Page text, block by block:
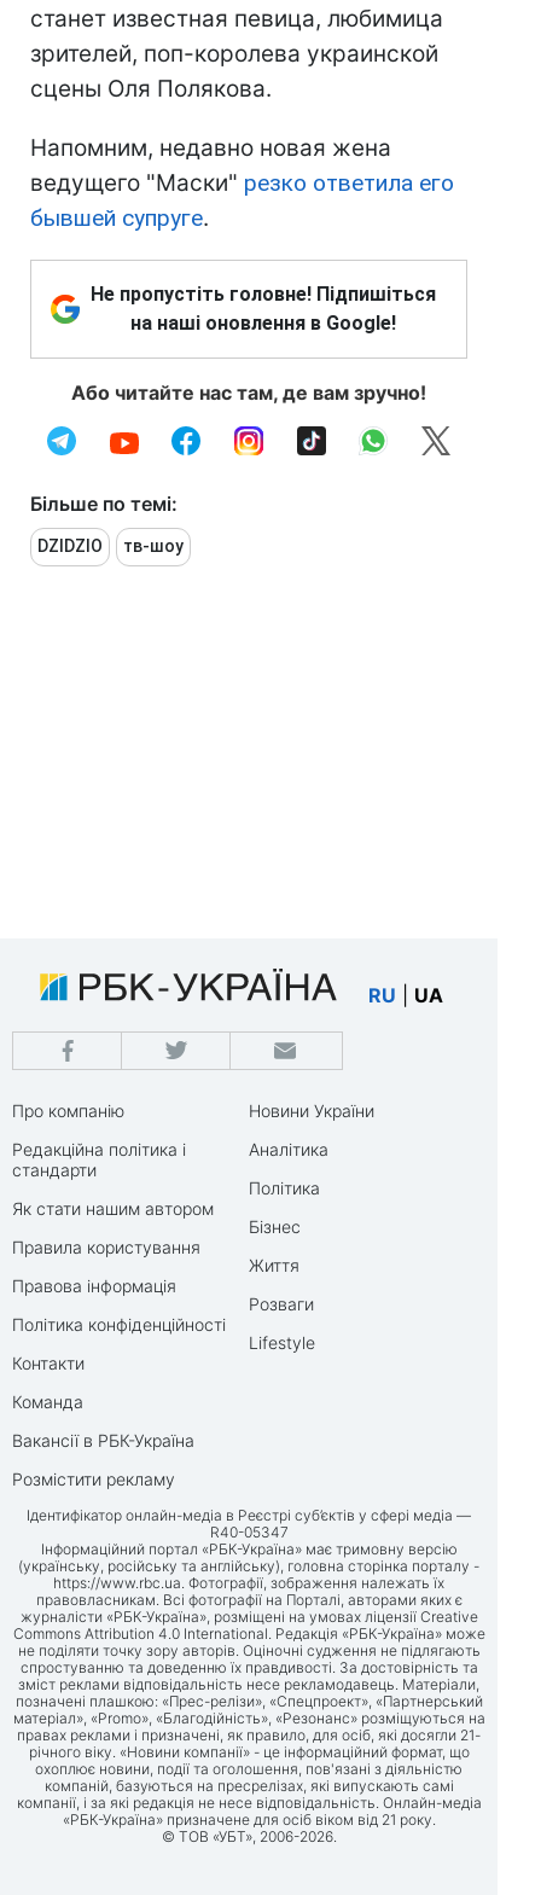
станет известная певица, любимица
зрителей, поп-королева украинской
сцены Оля Полякова.
Напомним, недавно новая жена
ведущего "Маски" резко ответила его
бывшей супруге.
Не пропустіть головне! Підпишіться
на наші оновлення в Google!
Або читайте нас там, де вам зручно!
Більше по темі:
DZIDZIO тв-шоу
RU UA
Про компанію
Редакційна політика і
стандарти
Як стати нашим автором
Правила користування
Правова інформація
Політика конфіденційності
Контакти
Команда
Вакансії в РБК-Україна
Розмістити рекламу
Новини України
Аналітика
Політика
Бізнес
Життя
Розваги
Lifestyle
Ідентифікатор онлайн-медіа в Реєстрі суб’єктів у сфері медіа —
R40-05347
Інформаційний портал «РБК-Україна» має тримовну версію
(українську, російську та англійську), головна сторінка порталу -
https://www.rbc.ua. Фотографії, зображення належать їх
правовласникам. Всі фотографії на Порталі, авторами яких є
журналісти «РБК-Україна», розміщені на умовах ліцензії Creative
Commons Attribution 4.0 International. Редакція «РБК-Україна» може
не поділяти точку зору авторів. Оціночні судження не підлягають
спростуванню та доведенню їх правдивості. За достовірність та
зміст реклами відповідальність несе рекламодавець. Матеріали,
позначені плашкою: «Прес-релізи», «Спецпроект», «Партнерський
матеріал», «Promo», «Благодійність», «Резонанс» розміщуються на
правах реклами і призначені, як правило, для осіб, які досягли 21-
річного віку. «Новини компанії» - це інформаційний формат, що
охоплює новини, події та оголошення, пов'язані з діяльністю
компаній, базуються на пресрелізах, які випускають самі
компанії, і за які редакція не несе відповідальність. Онлайн-медіа
«РБК-Україна» призначене для осіб віком від 21 року.
© ТОВ «УБТ», 2006-2026.